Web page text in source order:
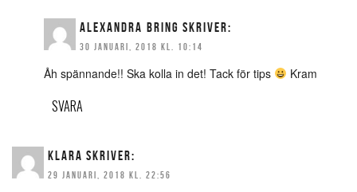
ALEXANDRA BRING SKRIVER:
30 JANUARI, 2018 KL. 10:14
Åh spännande!! Ska kolla in det! Tack för tips Kram
SVARA
KLARA SKRIVER:
29 JANUARI, 2018 KL. 22:56